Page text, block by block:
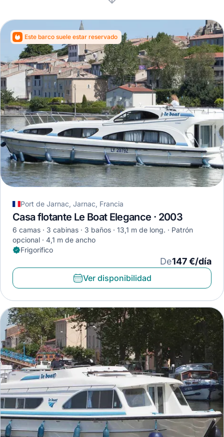
Este barco suele estar reservado
Port de Jarnac, Jarnac, Francia
Casa flotante Le Boat Elegance · 2003
6 camas 3 cabinas 3 baños 13,1 m de long.
Patrón
opcional
4,1 m de ancho
Frigorífico
De147 €/día
Ver disponibilidad